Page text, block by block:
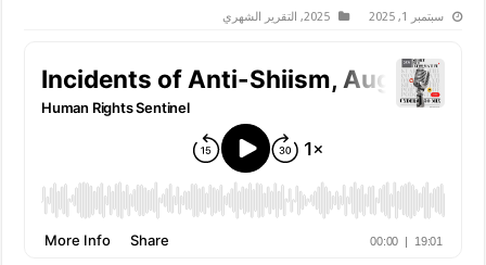
سبتمبر 1, 2025 2025
, التقرير الشهري